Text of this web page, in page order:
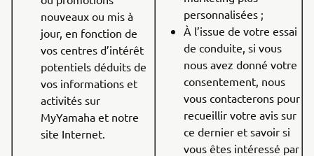
nouveaux ou mis à
jour, en fonction de
vos centres d’intérêt
potentiels déduits de
vos informations et
activités sur
MyYamaha et notre
site Internet.
personnalisées ;
À l’issue de votre essai
de conduite, si vous
nous avez donné votre
consentement, nous
vous contacterons pour
recueillir votre avis sur
ce dernier et savoir si
vous êtes intéressé par